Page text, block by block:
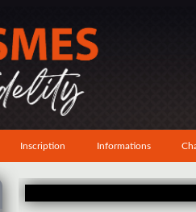
Inscription Informations